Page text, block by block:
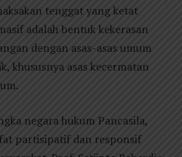
tenggat yang ketat
adalah bentuk kekerasan
dengan asas-asas umum
khususnya asas kecermatan
negara hukum Pancasila,
partisipatif dan responsif